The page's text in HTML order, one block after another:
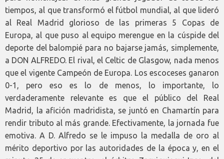
tiempos, al que transformó el fútbol mundial, al que lideró
al Real Madrid glorioso de las primeras 5 Copas de
Europa, al que puso al equipo merengue en la cúspide del
deporte del balompié para no bajarse jamás, simplemente,
a DON ALFREDO. El rival, el Celtic de Glasgow, nada menos
que el vigente Campeón de Europa. Los escoceses ganaron
0-1, pero eso es lo de menos, lo importante, lo
verdaderamente relevante es que el público del Real
Madrid, la afición madridista, se juntó en Chamartín para
rendir tributo al más grande. Efectivamente, la jornada fue
emotiva. A D. Alfredo se le impuso la medalla de oro al
mérito deportivo por las autoridades de la época y, en el